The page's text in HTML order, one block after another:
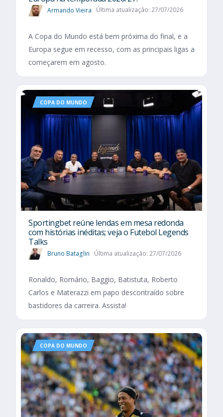
Armando Vieira Última atualização: 27/07/2026
A Copa do Mundo está bem próxima do final, e a
Europa segue em recesso, com as principais ligas a
começarem em agosto.
COPA DO MUNDO
Sportingbet reúne lendas em mesa redonda
com histórias inéditas; veja o Futebol Legends
Talks
Bruno Bataglin Última atualização: 27/07/2026
Ronaldo, Romário, Baggio, Batistuta, Roberto
Carlos e Materazzi em papo descontraído sobre
bastidores da carreira. Assista!
COPA DO MUNDO